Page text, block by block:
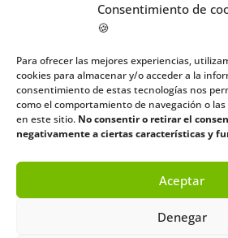
Consentimiento de
🍪
Para ofrecer las mejores experiencias,
cookies para almacenar y/o acceder a la
consentimiento de estas tecnologías nos
como el comportamiento de navegación o
en este sitio. No consentir o retirar el
negativamente a ciertas características y
Aceptar
Denegar
electrónico y web en este
para la próxima vez que
Enviar